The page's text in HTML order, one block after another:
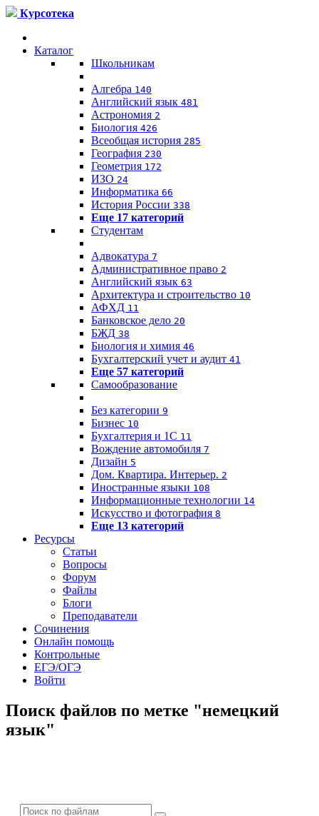
Курсотека
Каталог
Школьникам
Алгебра 140
Английский язык 481
Астрономия 2
Биология 426
Всеобщая история 285
География 230
Геометрия 172
ИЗО 24
Информатика 66
История России 338
Еще 17 категорий
Студентам
Адвокатура 7
Административное право 2
Английский язык 63
Архитектура и строительство 10
АФХД 11
Банковское дело 20
БЖД 38
Биология и химия 46
Бухгалтерский учет и аудит 41
Еще 57 категорий
Самообразование
Без категории 9
Бизнес 10
Бухгалтерия и 1C 11
Вождение автомобиля 7
Дизайн 5
Дом. Квартира. Интерьер. 2
Иностранные языки 108
Информационные технологии 14
Искусство и фотография 8
Еще 13 категорий
Ресурсы
Статьи
Вопросы
Форум
Файлы
Блоги
Преподаватели
Сочинения
Онлайн помощь
Контрольные
ЕГЭ/ОГЭ
Войти
Поиск файлов по метке "немецкий
язык"